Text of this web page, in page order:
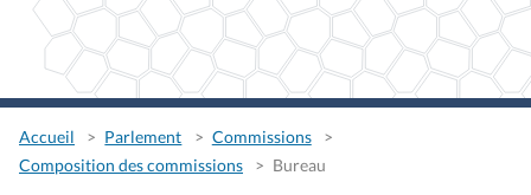
Accueil Parlement
Commissions
Composition des commissions
Bureau